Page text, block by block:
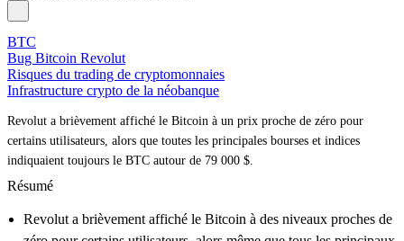
BTC
Bug Bitcoin Revolut
Risques du trading de cryptomonnaies
Infrastructure crypto de la néobanque
Revolut a brièvement affiché le Bitcoin à un prix proche de zéro pour
certains utilisateurs, alors que toutes les principales bourses et indices
indiquaient toujours le BTC autour de 79 000 $.
Résumé
Revolut a brièvement affiché le Bitcoin à des niveaux proches de